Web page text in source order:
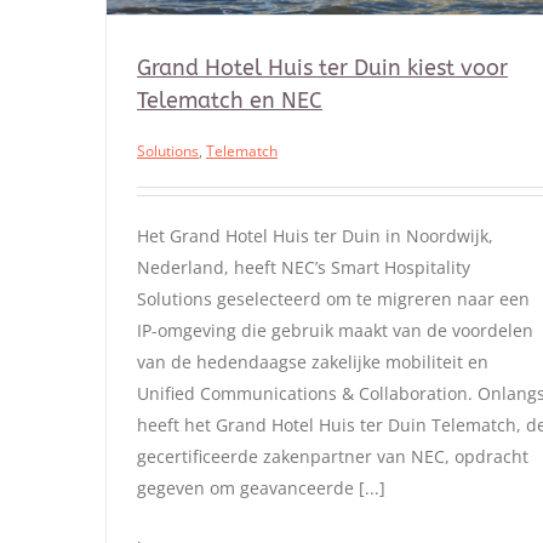
Grand Hotel Huis ter Duin kiest voor
Telematch en NEC
Solutions, Telematch
Het Grand Hotel Huis ter Duin in Noordwijk,
Nederland, heeft NEC’s Smart Hospitality
Solutions geselecteerd om te migreren naar een
IP-omgeving die gebruik maakt van de voordelen
van de hedendaagse zakelijke mobiliteit en
Unified Communications & Collaboration.
heeft het Grand Hotel Huis ter Duin Telematch,
gecertificeerde zakenpartner van NEC, opdracht
gegeven om geavanceerde [...]